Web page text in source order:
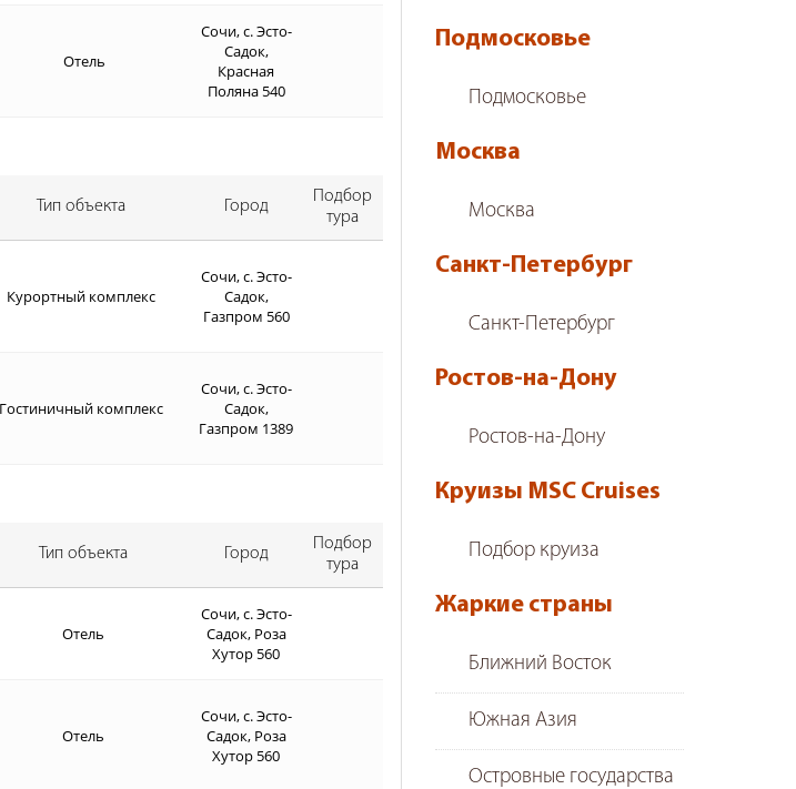
Отель
Сочи, с. Эсто-
Садок,
Красная
Поляна 540
Тип объекта Город
Подбор
тура
Курортный комплекс
Сочи, с. Эсто-
Садок,
Газпром 560
Гостиничный комплекс
Сочи, с. Эсто-
Садок,
Газпром 1389
Тип объекта Город
Подбор
тура
Отель
Сочи, с. Эсто-
Садок, Роза
Хутор 560
Отель
Сочи, с. Эсто-
Садок, Роза
Хутор 560
Подмосковье
Подмосковье
Москва
Москва
Санкт-Петербург
Санкт-Петербург
Ростов-на-Дону
Ростов-на-Дону
Круизы MSC Cruises
Подбор круиза
Жаркие страны
Ближний Восток
Южная Азия
Островные государства